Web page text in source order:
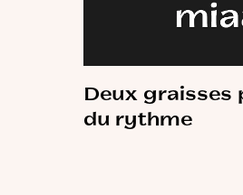
Deux graisses
du rythme